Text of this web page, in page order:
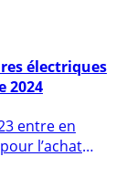
2024
l’achat